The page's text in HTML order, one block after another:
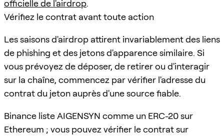
officielle de l'airdrop.
Vérifiez le contrat avant toute action
Les saisons d'airdrop attirent invariablement des liens
de phishing et des jetons d'apparence similaire. Si
vous prévoyez de déposer, de retirer ou d'interagir
sur la chaîne, commencez par vérifier l'adresse du
contrat du jeton auprès d'une source fiable.
Binance liste AIGENSYN comme un ERC-20 sur
Ethereum ; vous pouvez vérifier le contrat sur